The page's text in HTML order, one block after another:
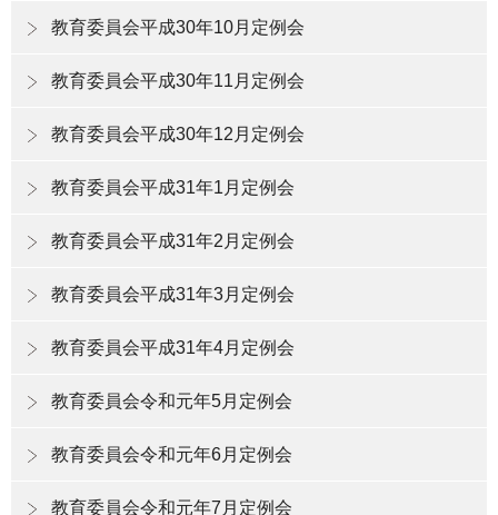
教育委員会平成30年10月定例会
教育委員会平成30年11月定例会
教育委員会平成30年12月定例会
教育委員会平成31年1月定例会
教育委員会平成31年2月定例会
教育委員会平成31年3月定例会
教育委員会平成31年4月定例会
教育委員会令和元年5月定例会
教育委員会令和元年6月定例会
教育委員会令和元年7月定例会